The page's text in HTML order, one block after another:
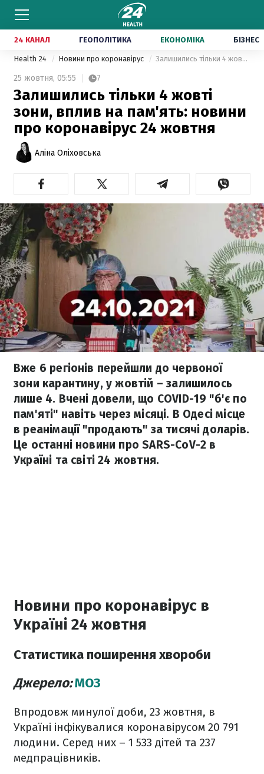
24 КАНАЛ ГЕОПОЛІТИКА ЕКОНОМІКА БІЗНЕС
Health 24 Новини про коронавірус Залишились тільки 4 жовті зони, вплив на пам'ять: новини про коронавірус 24 жовтня
25 жовтня, 05:55 7
Залишились тільки 4 жовті
зони, вплив на пам'ять: новини
про коронавірус 24 жовтня
Аліна Оліховська
Вже 6 регіонів перейшли до червоної
зони карантину, у жовтій – залишилось
лише 4. Вчені довели, що COVID-19 "б'є по
пам'яті" навіть через місяці. В Одесі місце
в реанімації "продають" за тисячі доларів.
Це останні новини про SARS-CoV-2 в
Україні та світі 24 жовтня.
Новини про коронавірус в
Україні 24 жовтня
Статистика поширення хвороби
Джерело:МОЗ
Впродовж минулої доби, 23 жовтня, в
Україні інфікувалися коронавірусом 20 791
людини. Серед них – 1 533 дітей та 237
медпрацівників.